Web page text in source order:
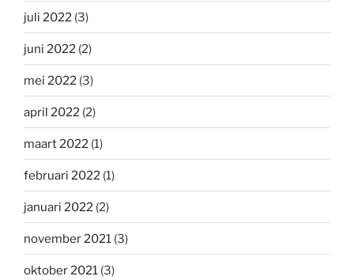
juli 2022 (3)
juni 2022 (2)
mei 2022 (3)
april 2022 (2)
maart 2022 (1)
februari 2022 (1)
januari 2022 (2)
november 2021 (3)
oktober 2021 (3)